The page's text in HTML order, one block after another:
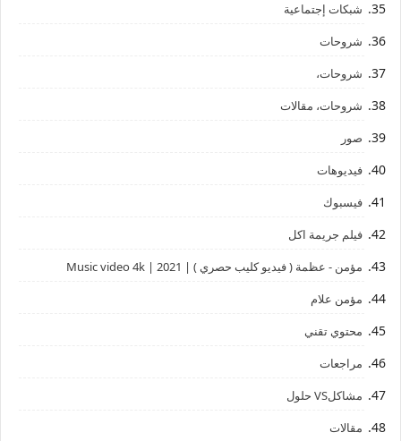
شبكات إجتماعية
شروحات
شروحات،
شروحات، مقالات
صور
فيديوهات
فيسبوك
فيلم جريمة اكل
مؤمن - عظمة ( فيديو كليب حصري ) | 2021 | Music video 4k
مؤمن علام
محتوي تقني
مراجعات
مشاكلVS حلول
مقالات